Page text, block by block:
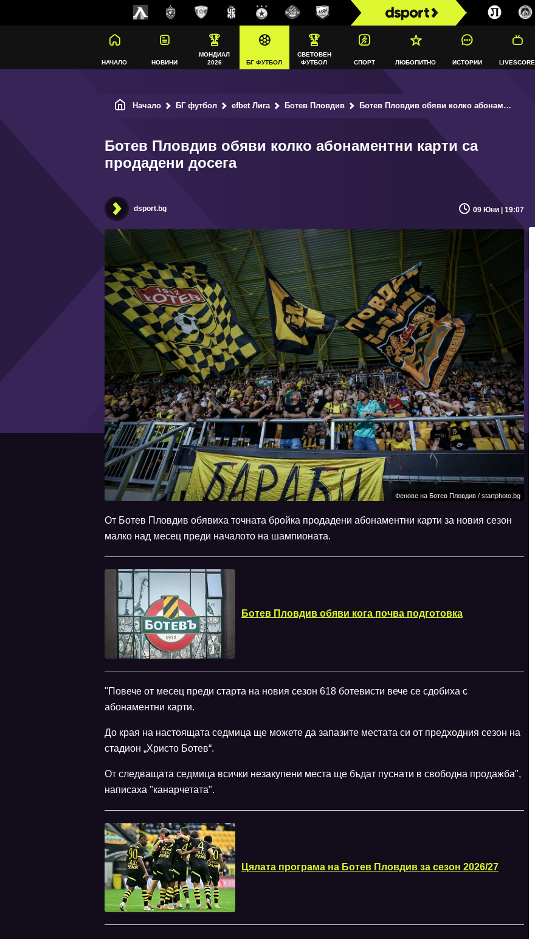
НАЧАЛО НОВИНИ
МОНДИАЛ
2026
БГ ФУТБОЛ
СВЕТОВЕН
ФУТБОЛ
СПОРТ ЛЮБОПИТНО ИСТОРИИ LIVESCORE
Начало БГ футбол efbet Лига Ботев Пловдив Ботев Пловдив обяви колко абонаментни карти са продадени досега
Ботев Пловдив обяви колко абонаментни карти са
продадени досега
dsport.bg 09 Юни | 19:07
Фенове на Ботев Пловдив / startphoto.bg
От Ботев Пловдив обявиха точната бройка продадени абонаментни карти за новия сезон
малко над месец преди началото на шампионата.
Ботев Пловдив обяви кога почва подготовка
"Повече от месец преди старта на новия сезон 618 ботевисти вече се сдобиха с
абонаментни карти.
До края на настоящата седмица ще можете да запазите местата си от предходния сезон на
стадион „Христо Ботев“.
От следващата седмица всички незакупени места ще бъдат пуснати в свободна продажба",
написаха "канарчетата".
Цялата програма на Ботев Пловдив за сезон 2026/27